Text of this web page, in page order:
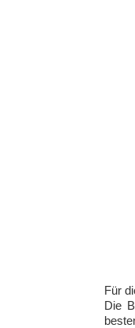
Für
Die